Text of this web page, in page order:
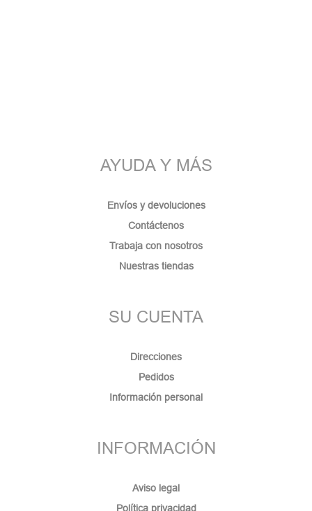
AYUDA Y MÁS
Envíos y devoluciones
Contáctenos
Trabaja con nosotros
Nuestras tiendas
SU CUENTA
Direcciones
Pedidos
Información personal
INFORMACIÓN
Aviso legal
Política privacidad